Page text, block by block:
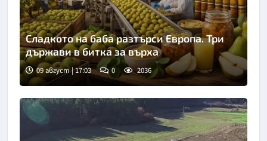
Сладкото на баба разтърси Европа. Три
държави в битка за върха
09 август | 17:03 0 2036